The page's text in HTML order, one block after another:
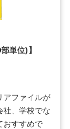
単位)】
アファイルが
社、学校でな
おすすめで